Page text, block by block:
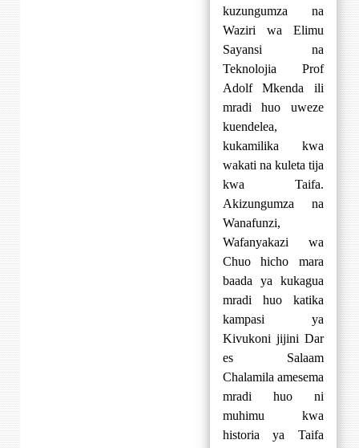
kuzungumza na
Waziri wa Elimu
Sayansi na
Teknolojia Prof
Adolf Mkenda ili
mradi huo uweze
kuendelea,
kukamilika kwa
wakati na kuleta tija
kwa Taifa.
Akizungumza na
Wanafunzi,
Wafanyakazi wa
Chuo hicho mara
baada ya kukagua
mradi huo katika
kampasi ya
Kivukoni jijini Dar
es Salaam
Chalamila amesema
mradi huo ni
muhimu kwa
historia ya Taifa